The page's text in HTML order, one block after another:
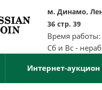
м. Динамо,
36 стр. 39
Время
Сб и Вс -
Интернет-аукцион